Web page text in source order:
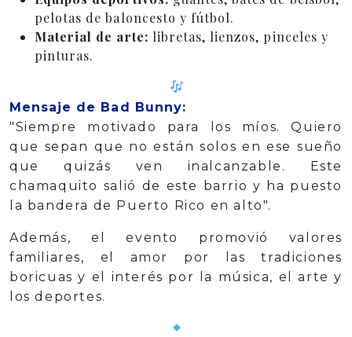
pelotas de baloncesto y fútbol.
Material de arte: libretas, lienzos, pinceles y
pinturas.
Mensaje de Bad Bunny:
"Siempre motivado para los míos. Quiero
que sepan que no están solos en ese sueño
que quizás ven inalcanzable. Este
chamaquito salió de este barrio y ha puesto
la bandera de Puerto Rico en alto".
Además, el evento promovió valores
familiares, el amor por las tradiciones
boricuas y el interés por la música, el arte y
los deportes.